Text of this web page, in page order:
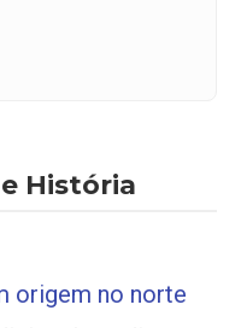
História
origem no norte